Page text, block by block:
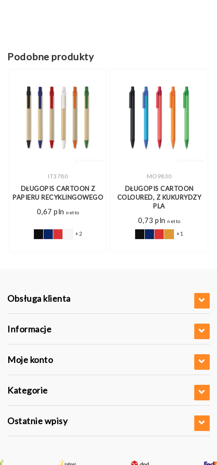
Podobne produkty
IT3780
DŁUGOPIS CARTOON Z
PAPIERU RECYKLINGOWEGO
0,67 pln netto
+2
MO9830
DŁUGOPIS CARTOON
COLOURED, Z KUKURYDZY
PLA
0,73 pln netto
+1
Obsługa klienta
Informacje
Moje konto
Kategorie
Ostatnie wpisy